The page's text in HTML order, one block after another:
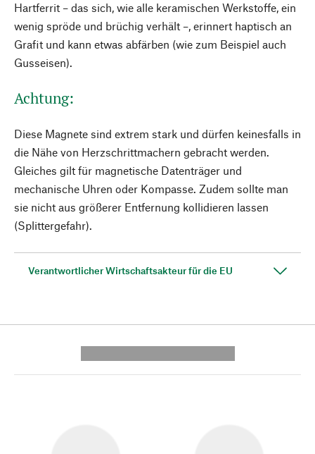
Hartferrit – das sich, wie alle keramischen Werkstoffe, ein
wenig spröde und brüchig verhält –, erinnert haptisch an
Grafit und kann etwas abfärben (wie zum Beispiel auch
Gusseisen).
Achtung:
Diese Magnete sind extrem stark und dürfen keinesfalls in
die Nähe von Herzschrittmachern gebracht werden.
Gleiches gilt für magnetische Datenträger und
mechanische Uhren oder Kompasse. Zudem sollte man
sie nicht aus größerer Entfernung kollidieren lassen
(Splittergefahr).
Verantwortlicher Wirtschaftsakteur für die EU